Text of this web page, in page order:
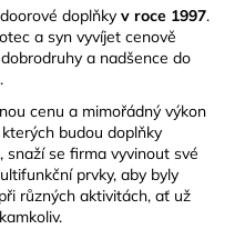
doplňky v roce 1997.
a syn vyvíjet cenově
a nadšence do
cenu a mimořádný výkon
budou doplňky
snaží se firma vyvinout své
prvky, aby byly
různých aktivitách, ať už